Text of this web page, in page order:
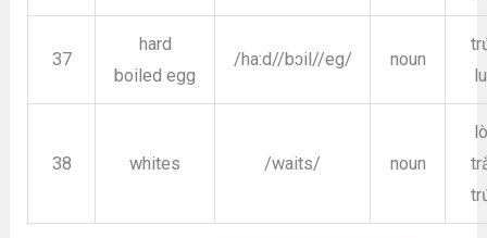
37
hard
boiled egg
/ha:d//bɔil//eg/ noun
38 whites /waits/ noun